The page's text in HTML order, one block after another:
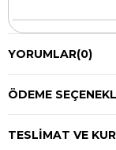
YORUMLAR(0)
ÖDEME
TESLIMAT VE